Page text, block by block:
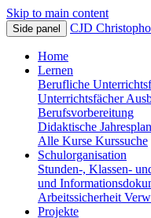
Skip to main content
Side panel CJD
Home
Lernen
Berufliche
Unterrichtsfächer
Berufsvorbereitung
Didaktische
Alle Kurse Kurssuche
Schulorganisation
Stunden-, Klassen-
und
Arbeitssicherheit
Projekte